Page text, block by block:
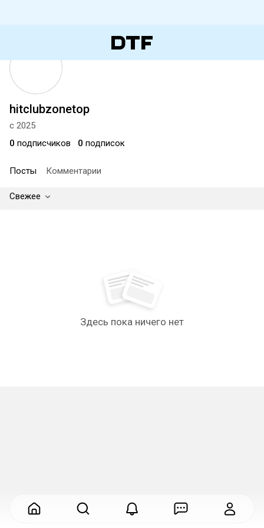
hitclubzonetop
с 2025
0 подписчиков 0 подписок
Посты Комментарии
Свежее
Здесь пока ничего нет